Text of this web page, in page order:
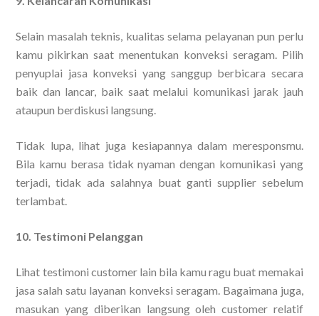
Selain masalah teknis, kualitas selama pelayanan pun perlu
kamu pikirkan saat menentukan konveksi seragam. Pilih
penyuplai jasa konveksi yang sanggup berbicara secara
baik dan lancar, baik saat melalui komunikasi jarak jauh
ataupun berdiskusi langsung.
Tidak lupa, lihat juga kesiapannya dalam meresponsmu.
Bila kamu berasa tidak nyaman dengan komunikasi yang
terjadi, tidak ada salahnya buat ganti supplier sebelum
terlambat.
10. Testimoni Pelanggan
Lihat testimoni customer lain bila kamu ragu buat memakai
jasa salah satu layanan konveksi seragam. Bagaimana juga,
masukan yang diberikan langsung oleh customer relatif